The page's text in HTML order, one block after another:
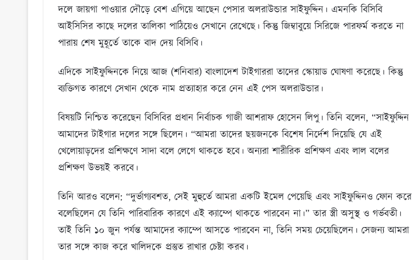
দলে জায়গা পাওয়ার দৌড়ে বেশ এগিয়ে আছেন পেসার অলরাউন্ডার সাইফুদ্দিন। এমনকি বিসিবি
আইসিসির কাছে দলের তালিকা পাঠিয়েও সেখানে রেখেছে। কিন্তু জিম্বাবুয়ে সিরিজে পারফর্ম করতে না
পারায় শেষ মুহূর্তে তাকে বাদ দেয় বিসিবি।
এদিকে সাইফুদ্দিনকে নিয়ে আজ (শনিবার) বাংলাদেশ টাইগাররা তাদের স্কোয়াড ঘোষণা করেছে। কিন্তু
ব্যক্তিগত কারণে সেখান থেকে নাম প্রত্যাহার করে নেন এই পেস অলরাউন্ডার।
বিষয়টি নিশ্চিত করেছেন বিসিবির প্রধান নির্বাচক গাজী আশরাফ হোসেন লিপু। তিনি বলেন, “সাইফুদ্দিন
আমাদের টাইগার দলের সঙ্গে ছিলেন। “আমরা তাদের ছয়জনকে বিশেষ নির্দেশ দিয়েছি যে এই
খেলোয়াড়দের প্রশিক্ষণে সাদা বলে লেগে থাকতে হবে। অন্যরা শারীরিক প্রশিক্ষণ এবং লাল বলের
প্রশিক্ষণ উভয়ই করবে।
তিনি আরও বলেন: “দুর্ভাগ্যবশত, সেই মুহুর্তে আমরা একটি ইমেল পেয়েছি এবং সাইফুদ্দিনও ফোন করে
বলেছিলেন যে তিনি পারিবারিক কারণে এই ক্যাম্পে থাকতে পারবেন না।” তার স্ত্রী অসুস্থ ও গর্ভবতী।
তাই তিনি ১০ জুন পর্যন্ত আমাদের ক্যাম্পে আসতে পারবেন না, তিনি সময় চেয়েছিলেন। সেজন্য আমরা
তার সঙ্গে কাজ করে খালিদকে প্রস্তুত রাখার চেষ্টা করব।